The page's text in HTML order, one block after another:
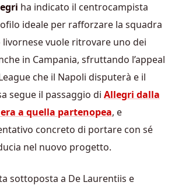
ha indicato il centrocampista
ideale per rafforzare la squadra
vuole ritrovare uno dei
in Campania, sfruttando l’appeal
che il Napoli disputerà e il
segue il passaggio di Allegri dalla
a quella partenopea, e
concreto di portare con sé
nel nuovo progetto.
sottoposta a De Laurentiis e